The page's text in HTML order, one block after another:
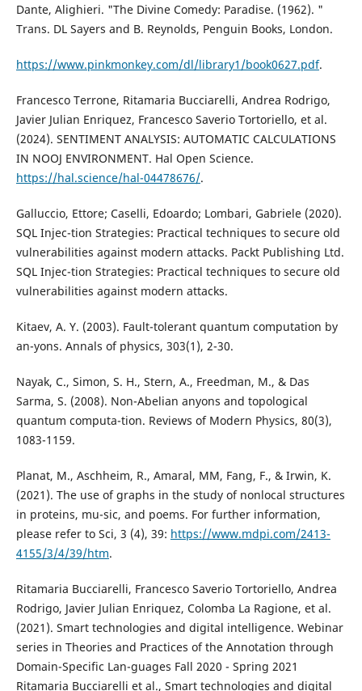
Dante, Alighieri. "The Divine Comedy: Paradise. (1962). "
Trans. DL Sayers and B. Reynolds, Penguin Books, London.
https://www.pinkmonkey.com/dl/library1/book0627.pdf.
Francesco Terrone, Ritamaria Bucciarelli, Andrea Rodrigo,
Javier Julian Enriquez, Francesco Saverio Tortoriello, et al.
(2024). SENTIMENT ANALYSIS: AUTOMATIC CALCULATIONS
IN NOOJ ENVIRONMENT. Hal Open Science.
https://hal.science/hal-04478676/.
Galluccio, Ettore; Caselli, Edoardo; Lombari, Gabriele (2020).
SQL Injec-tion Strategies: Practical techniques to secure old
vulnerabilities against modern attacks. Packt Publishing Ltd.
SQL Injec-tion Strategies: Practical techniques to secure old
vulnerabilities against modern attacks.
Kitaev, A. Y. (2003). Fault-tolerant quantum computation by
an-yons. Annals of physics, 303(1), 2-30.
Nayak, C., Simon, S. H., Stern, A., Freedman, M., & Das
Sarma, S. (2008). Non-Abelian anyons and topological
quantum computa-tion. Reviews of Modern Physics, 80(3),
1083-1159.
Planat, M., Aschheim, R., Amaral, MM, Fang, F., & Irwin, K.
(2021). The use of graphs in the study of nonlocal structures
in proteins, mu-sic, and poems. For further information,
please refer to Sci, 3 (4), 39: https://www.mdpi.com/2413-
4155/3/4/39/htm.
Ritamaria Bucciarelli, Francesco Saverio Tortoriello, Andrea
Rodrigo, Javier Julian Enriquez, Colomba La Ragione, et al.
(2021). Smart technologies and digital intelligence. Webinar
series in Theories and Practices of the Annotation through
Domain-Specific Lan-guages Fall 2020 - Spring 2021
Ritamaria Bucciarelli et al., Smart technologies and digital